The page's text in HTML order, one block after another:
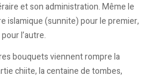
et son administration. Même le
islamique (sunnite) pour le premier,
l’autre.
bouquets viennent rompre la
chiite, la centaine de tombes,